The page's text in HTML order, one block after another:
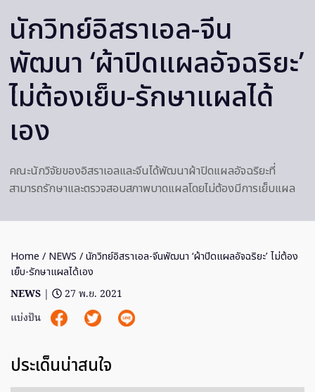
นักวิทย์อิสราเอล-จีน
พัฒนา ‘ผ้าปิดแผลอัจฉริยะ’
ไม่ต้องเย็บ-รักษาแผลได้
เอง
คณะนักวิจัยของอิสราเอลและจีนได้พัฒนาผ้าปิดแผลอัจฉริยะที่
สามารถรักษาและตรวจสอบสภาพบาดแผลโดยไม่ต้องมีการเย็บแผล
Home / NEWS / นักวิทย์อิสราเอล-จีนพัฒนา ‘ผ้าปิดแผลอัจฉริยะ’ ไม่ต้อง
เย็บ-รักษาแผลได้เอง
NEWS |
27 พ.ย. 2021
แบ่งปัน
ประเด็นน่าสนใจ